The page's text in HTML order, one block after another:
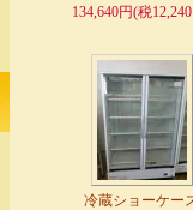
134,640円(税
冷蔵ショーケー